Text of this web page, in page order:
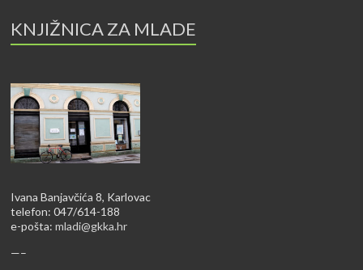
KNJIŽNICA ZA MLADE
Ivana Banjavčića 8, Karlovac
telefon: 047/614-188
e-pošta:mladi@gkka.hr
—–